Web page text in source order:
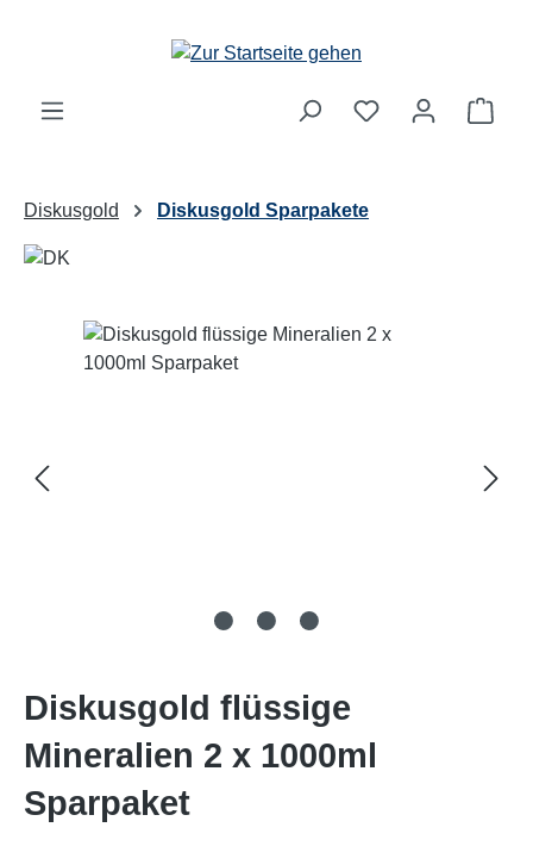
Diskusgold Diskusgold Sparpakete
Bildergalerie überspringen
Diskusgold flüssige
Mineralien 2 x 1000ml
Sparpaket